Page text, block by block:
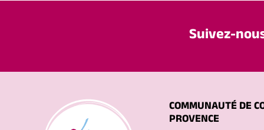
Suivez-
COMMUNAUTÉ DE
PROVENCE